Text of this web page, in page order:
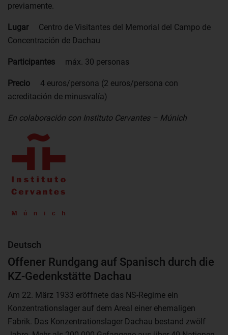
previamente.
LugarCentro de Visitantes del Memorial del Campo de
Concentración de Dachau
Participantes máx. 30 personas
Precio 4 euros/persona (2 euros/persona con
acreditación de minusvalía)
En colaboración con Instituto Cervantes – Múnich
Deutsch
Offener Rundgang auf Spanisch durch die
KZ-Gedenkstätte Dachau
Am 22. März 1933 eröffnete das NS-Regime ein
Konzentrationslager auf dem Areal einer ehemaligen
Fabrik. Das Konzentrationslager Dachau bestand zwölf